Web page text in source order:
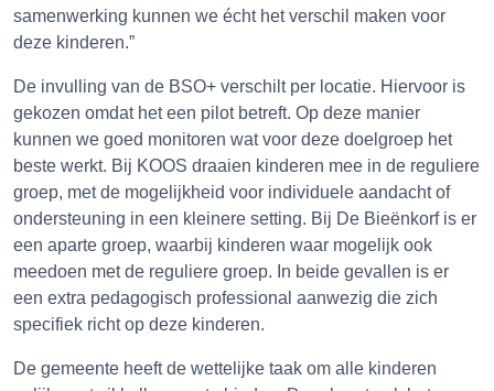
samenwerking kunnen we écht het verschil maken voor
deze kinderen.”
De invulling van de BSO+ verschilt per locatie. Hiervoor is
gekozen omdat het een pilot betreft. Op deze manier
kunnen we goed monitoren wat voor deze doelgroep het
beste werkt. Bij KOOS draaien kinderen mee in de reguliere
groep, met de mogelijkheid voor individuele aandacht of
ondersteuning in een kleinere setting. Bij De Bieënkorf is er
een aparte groep, waarbij kinderen waar mogelijk ook
meedoen met de reguliere groep. In beide gevallen is er
een extra pedagogisch professional aanwezig die zich
specifiek richt op deze kinderen.
De gemeente heeft de wettelijke taak om alle kinderen